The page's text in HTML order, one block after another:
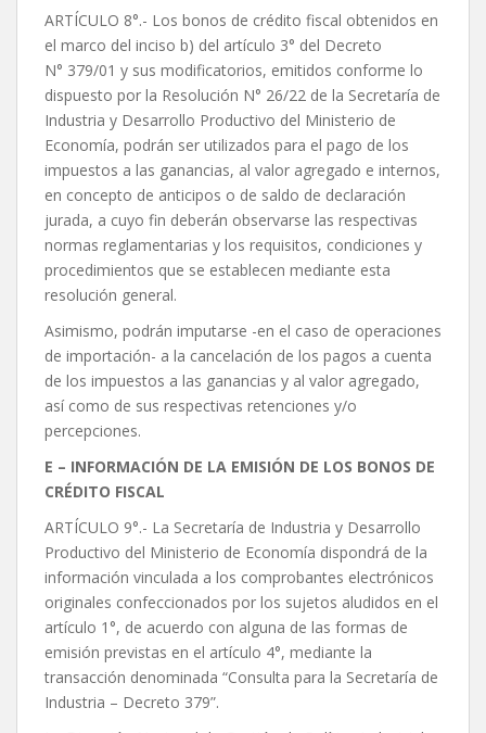
ARTÍCULO 8°.- Los bonos de crédito fiscal obtenidos en
el marco del inciso b) del artículo 3° del Decreto
N° 379/01 y sus modificatorios, emitidos conforme lo
dispuesto por la Resolución N° 26/22 de la Secretaría de
Industria y Desarrollo Productivo del Ministerio de
Economía, podrán ser utilizados para el pago de los
impuestos a las ganancias, al valor agregado e internos,
en concepto de anticipos o de saldo de declaración
jurada, a cuyo fin deberán observarse las respectivas
normas reglamentarias y los requisitos, condiciones y
procedimientos que se establecen mediante esta
resolución general.
Asimismo, podrán imputarse -en el caso de operaciones
de importación- a la cancelación de los pagos a cuenta
de los impuestos a las ganancias y al valor agregado,
así como de sus respectivas retenciones y/o
percepciones.
E – INFORMACIÓN DE LA EMISIÓN DE LOS BONOS DE
CRÉDITO FISCAL
ARTÍCULO 9°.- La Secretaría de Industria y Desarrollo
Productivo del Ministerio de Economía dispondrá de la
información vinculada a los comprobantes electrónicos
originales confeccionados por los sujetos aludidos en el
artículo 1°, de acuerdo con alguna de las formas de
emisión previstas en el artículo 4°, mediante la
transacción denominada “Consulta para la Secretaría de
Industria – Decreto 379”.